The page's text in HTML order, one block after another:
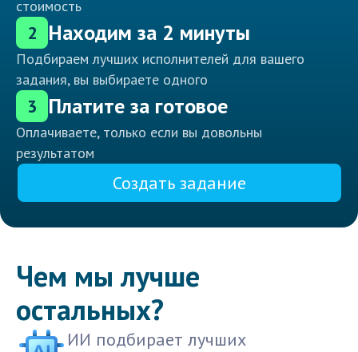
стоимость
2 Находим за 2 минуты
Подбираем лучших исполнителей для вашего
задания, вы выбираете одного
3 Платите за готовое
Оплачиваете, только если вы довольны
результатом
Создать задание
Чем мы лучше
остальных?
ИИ подбирает лучших